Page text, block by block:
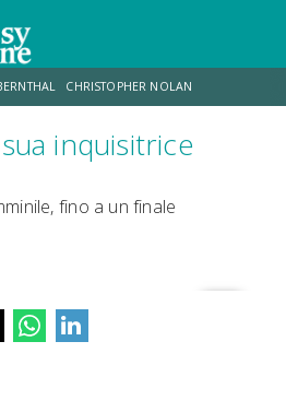
CHRISTOPHER NOLAN
ODISSEA DESTIN DANIEL CRETTON
inquisitrice
fino a un finale